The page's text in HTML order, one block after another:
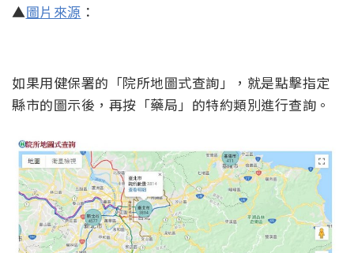
▲圖片來源 ：
如果用健保署的「院所地圖式查詢」，就是點擊指定
縣市的圖示後，再按「藥局」的特約類別進行查詢。